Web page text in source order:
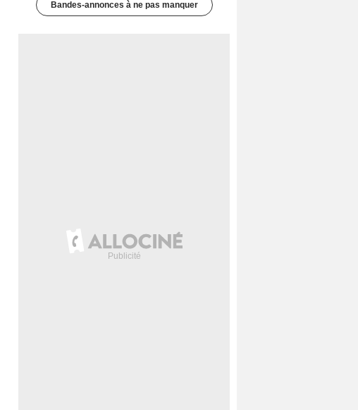
Bandes-annonces à ne pas manquer